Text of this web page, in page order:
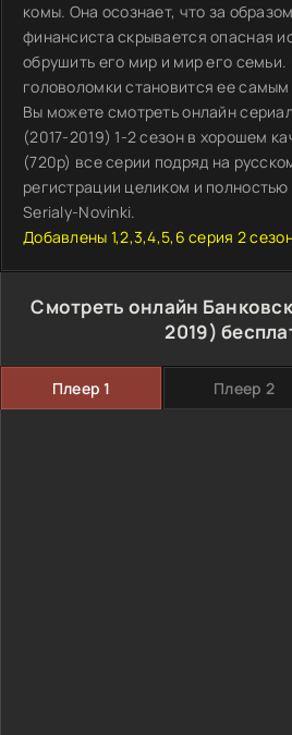
комы. Она осознает, что за
финансиста скрывается опасная
обрушить его мир и мир его семьи.
головоломки становится ее
Вы можете смотреть онлайн
(2017-2019) 1-2 сезон в хорошем
(720p) все серии подряд на
регистрации целиком и
Serialy-Novinki.
Добавлены 1,2,3,4,5,6 серия 2
Смотреть онлайн
2019)
Плеер 1 Плеер 2